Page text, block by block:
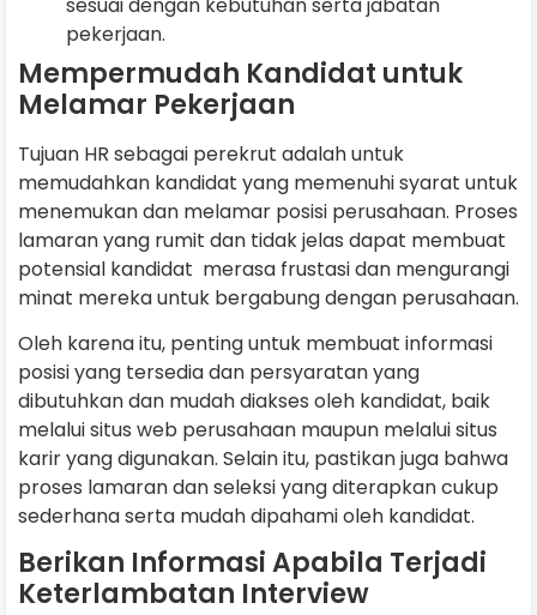
pekerjaan.
Mempermudah Kandidat untuk
Melamar Pekerjaan
Tujuan HR sebagai perekrut adalah untuk
memudahkan kandidat yang memenuhi syarat untuk
menemukan dan melamar posisi perusahaan. Proses
lamaran yang rumit dan tidak jelas dapat membuat
potensial kandidat merasa frustasi dan mengurangi
minat mereka untuk bergabung dengan perusahaan.
Oleh karena itu, penting untuk membuat informasi
posisi yang tersedia dan persyaratan yang
dibutuhkan dan mudah diakses oleh kandidat, baik
melalui situs web perusahaan maupun melalui situs
karir yang digunakan. Selain itu, pastikan juga bahwa
proses lamaran dan seleksi yang diterapkan cukup
sederhana serta mudah dipahami oleh kandidat.
Berikan Informasi Apabila Terjadi
Keterlambatan Interview